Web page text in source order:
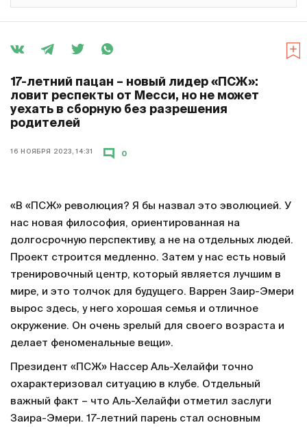
17-летний пацан – новый лидер «ПСЖ»:
ловит респекты от Месси, но не может
уехать в сборную без разрешения
родителей
16 НОЯБРЯ 2023, 14:31 0
«В «ПСЖ» революция? Я бы назвал это эволюцией. У
нас новая философия, ориентированная на
долгосрочную перспективу, а не на отдельных людей.
Проект строится медленно. Затем у нас есть новый
тренировочный центр, который является лучшим в
мире, и это толчок для будущего. Варрен Заир-Эмери
вырос здесь, у него хорошая семья и отличное
окружение. Он очень зрелый для своего возраста и
делает феноменальные вещи».
Президент «ПСЖ» Нассер Аль-Хелайфи точно
охарактеризовал ситуацию в клубе. Отдельный
важный факт – что Аль-Хелайфи отметил заслуги
Заира-Эмери. 17-летний парень стал основным